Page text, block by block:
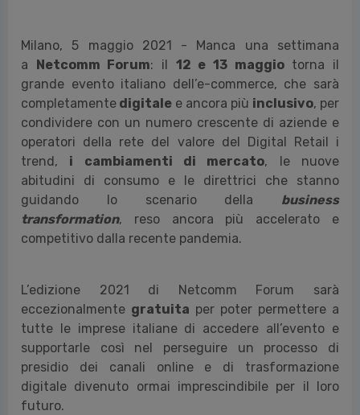
Milano, 5 maggio 2021 - Manca una settimana
a
Netcomm Forum: il 12 e 13 maggio torna il
grande evento italiano dell’e-commerce, che sarà
completamente digitale e ancora più inclusivo, per
condividere con un numero crescente di aziende e
operatori della rete del valore del Digital Retail i
trend,
i cambiamenti di mercato, le nuove
abitudini di consumo e le direttrici che stanno
guidando lo scenario della
business
transformation, reso ancora più accelerato e
competitivo dalla recente pandemia.
L’edizione 2021 di Netcomm Forum sarà
eccezionalmente gratuita per poter permettere a
tutte le imprese italiane di accedere all’evento e
supportarle così nel perseguire un processo di
presidio dei canali online e di trasformazione
digitale divenuto ormai imprescindibile per il loro
futuro.